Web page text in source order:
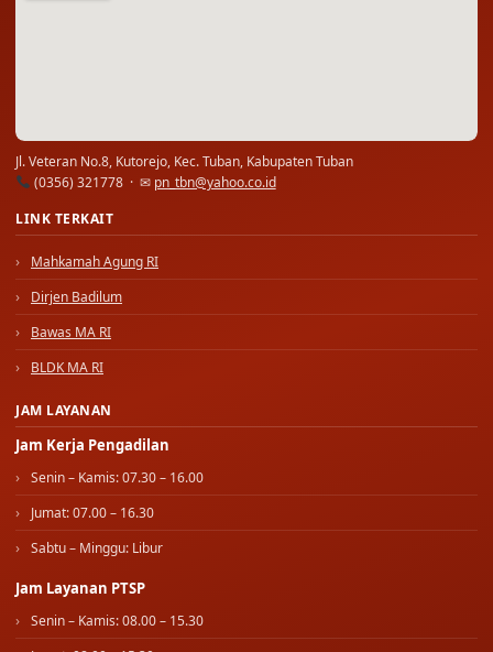
Jl. Veteran No.8, Kutorejo, Kec. Tuban, Kabupaten Tuban
(0356) 321778 · ✉ pn_tbn@yahoo.co.id
LINK TERKAIT
Mahkamah Agung RI
Dirjen Badilum
Bawas MA RI
BLDK MA RI
JAM LAYANAN
Jam Kerja Pengadilan
Senin – Kamis: 07.30 – 16.00
Jumat: 07.00 – 16.30
Sabtu – Minggu: Libur
Jam Layanan PTSP
Senin – Kamis: 08.00 – 15.30